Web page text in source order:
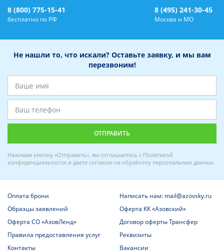
8 (800) 775-15-41
бесплатно по РФ
8 (495) 241-30-45
Москва и МО
Не нашли то, что искали? Оставьте заявку, и мы вам
перезвоним!
Нажимая кнопку «Отправить», вы соглашаетесь с Политикой
конфиденциальности и даете согласие на обработку персональных данных.
Оплата брони
Написать нам: mail@azovsky.ru
Образцы заявлений
Оферта КК «Азовский»
Оферта СО «АзовЛенд»
Договор оферты Трансфер
Правила предоставления услуг
Реквизиты
Контакты
Вакансии